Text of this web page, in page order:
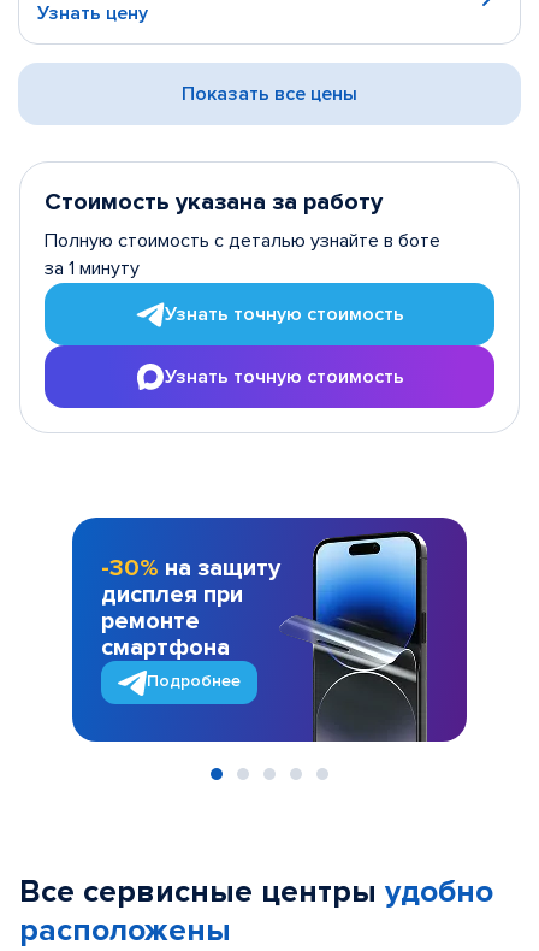
Узнать цену
Показать все цены
Стоимость указана за работу
Полную стоимость с деталью узнайте в боте
за 1 минуту
Узнать точную стоимость
Узнать точную стоимость
-30% на защиту
дисплея при
ремонте
смартфона
Подробнее
Все сервисные центры удобно
расположены